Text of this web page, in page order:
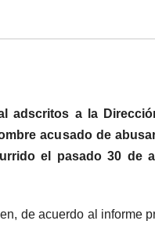
adscritos a la
acusado de
el pasado 30 de
de acuerdo al informe